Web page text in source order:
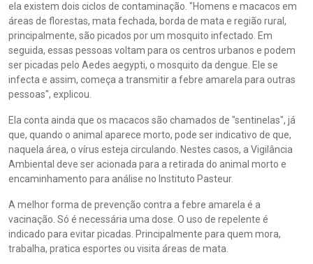
ela existem dois ciclos de contaminação. "Homens e macacos em
áreas de florestas, mata fechada, borda de mata e região rural,
principalmente, são picados por um mosquito infectado. Em
seguida, essas pessoas voltam para os centros urbanos e podem
ser picadas pelo Aedes aegypti, o mosquito da dengue. Ele se
infecta e assim, começa a transmitir a febre amarela para outras
pessoas", explicou.
Ela conta ainda que os macacos são chamados de "sentinelas", já
que, quando o animal aparece morto, pode ser indicativo de que,
naquela área, o vírus esteja circulando. Nestes casos, a Vigilância
Ambiental deve ser acionada para a retirada do animal morto e
encaminhamento para análise no Instituto Pasteur.
A melhor forma de prevenção contra a febre amarela é a
vacinação. Só é necessária uma dose. O uso de repelente é
indicado para evitar picadas. Principalmente para quem mora,
trabalha, pratica esportes ou visita áreas de mata.